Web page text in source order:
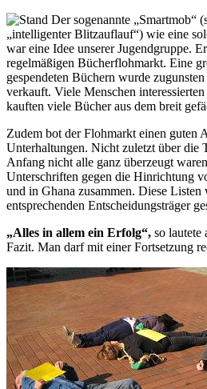
Der sogenannte „Smartmob“
„intelligenter Blitzauflauf“) wie eine
war eine Idee unserer Jugendgruppe.
regelmäßigen Bücherflohmarkt. Eine
gespendeten Büchern wurde
verkauft. Viele Menschen
kauften viele Bücher aus dem breit
Zudem bot der Flohmarkt einen guten
Unterhaltungen. Nicht zuletzt über die
Anfang nicht alle ganz überzeugt
Unterschriften gegen die Hinrichtung
und in Ghana zusammen. Diese Listen
entsprechenden Entscheidungsträger
„Alles in allem ein Erfolg“, so lautete
Fazit. Man darf mit einer Fortsetzung